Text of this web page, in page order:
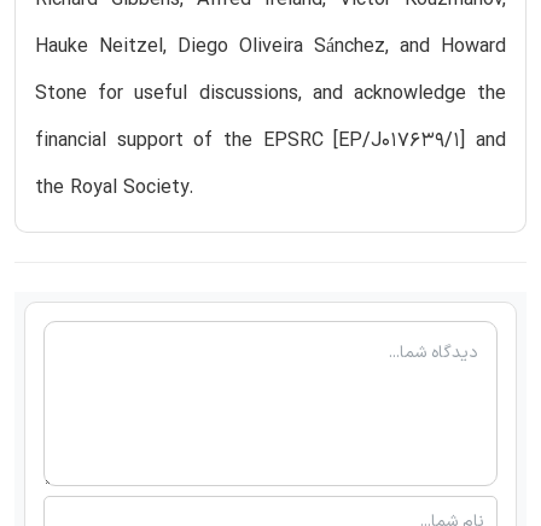
Hauke Neitzel, Diego Oliveira Sánchez, and Howard
Stone for useful discussions, and acknowledge the
financial support of the EPSRC [EP/J017639/1] and
the Royal Society.